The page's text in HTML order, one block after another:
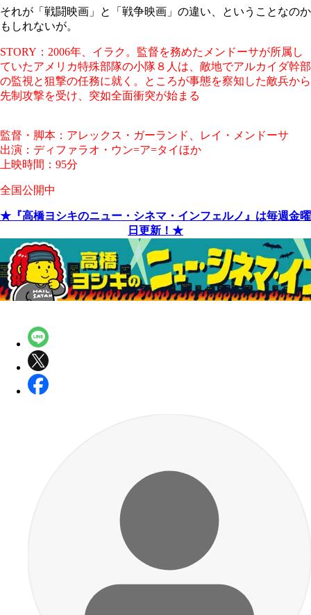
それが「戦闘映画」と「戦争映画」の違い、ということなのか
もしれないが。
STORY：2006年、イラク。監督を務めたメンドーサが所属し
ていたアメリカ特殊部隊の小隊８人は、敵地でアルカイダ幹部
の監視と狙撃の任務に就く。ところが事態を察知した敵兵から
先制攻撃を受け、突如全面衝突が始まる
監督・脚本：アレックス・ガーランド、レイ・メンドーサ
出演：ディファラオ・ウン=ア=タイほか
上映時間：95分
全国公開中
★『高橋ヨシキのニュー・シネマ・インフェルノ』は毎週金曜
日更新！★